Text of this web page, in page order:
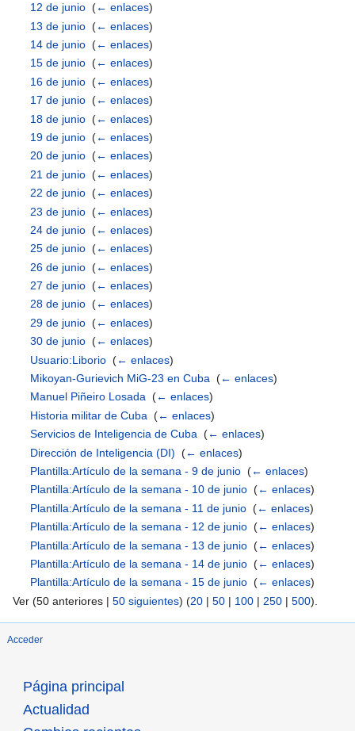
12 de junio ‎(← enlaces)
13 de junio ‎(← enlaces)
14 de junio ‎(← enlaces)
15 de junio ‎(← enlaces)
16 de junio ‎(← enlaces)
17 de junio ‎(← enlaces)
18 de junio ‎(← enlaces)
19 de junio ‎(← enlaces)
20 de junio ‎(← enlaces)
21 de junio ‎(← enlaces)
22 de junio ‎(← enlaces)
23 de junio ‎(← enlaces)
24 de junio ‎(← enlaces)
25 de junio ‎(← enlaces)
26 de junio ‎(← enlaces)
27 de junio ‎(← enlaces)
28 de junio ‎(← enlaces)
29 de junio ‎(← enlaces)
30 de junio ‎(← enlaces)
Usuario:Liborio ‎(← enlaces)
Mikoyan-Gurievich MiG-23 en Cuba ‎(← enlaces)
Manuel Piñeiro Losada ‎(← enlaces)
Historia militar de Cuba ‎(← enlaces)
Servicios de Inteligencia de Cuba ‎(← enlaces)
Dirección de Inteligencia (DI) ‎(← enlaces)
Plantilla:Artículo de la semana - 9 de junio ‎(← enlaces)
Plantilla:Artículo de la semana - 10 de junio ‎(← enlaces)
Plantilla:Artículo de la semana - 11 de junio ‎(← enlaces)
Plantilla:Artículo de la semana - 12 de junio ‎(← enlaces)
Plantilla:Artículo de la semana - 13 de junio ‎(← enlaces)
Plantilla:Artículo de la semana - 14 de junio ‎(← enlaces)
Plantilla:Artículo de la semana - 15 de junio ‎(← enlaces)
Ver (50 anteriores | 50 siguientes) (20 | 50 | 100 | 250 | 500).
Acceder
Página principal
Actualidad